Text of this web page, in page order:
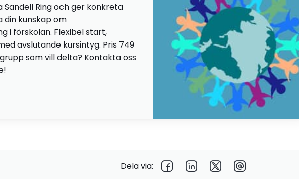
Sandell Ring och ger konkreta
kunskap om
i förskolan. Flexibel start,
avslutande kursintyg. Pris 749
som vill delta? Kontakta oss
Dela via: